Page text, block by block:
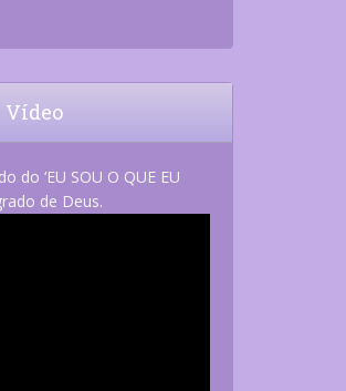
Vídeo
do ‘EU SOU O QUE EU
de Deus.